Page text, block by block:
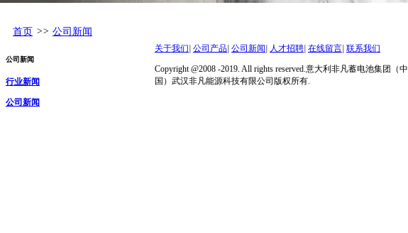
首页 >> 公司新闻
公司新闻
行业新闻
公司新闻
关于我们 公司产品 公司新闻 人才招聘 在线留言 联系我们
Copyright @2008 -2019. All rights reserved.意大利非凡蓄电池集团（中
国）武汉非凡能源科技有限公司版权所有.